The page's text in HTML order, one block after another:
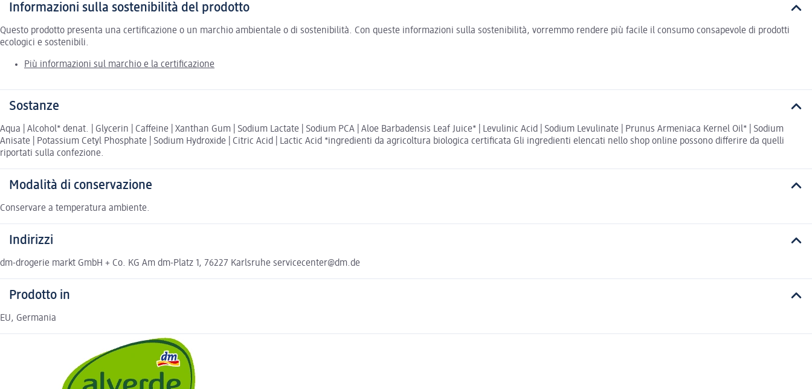
Informazioni sulla sostenibilità del prodotto
Questo prodotto presenta una certificazione o un marchio ambientale o di sostenibilità. Con queste informazioni sulla sostenibilità, vorremmo rendere più facile il consumo consapevole di prodotti
ecologici e sostenibili.
Più informazioni sul marchio e la certificazione
Sostanze
Aqua | Alcohol* denat. | Glycerin | Caffeine | Xanthan Gum | Sodium Lactate | Sodium PCA | Aloe Barbadensis Leaf Juice* | Levulinic Acid | Sodium Levulinate | Prunus Armeniaca Kernel Oil* | Sodium
Anisate | Potassium Cetyl Phosphate | Sodium Hydroxide | Citric Acid | Lactic Acid *ingredienti da agricoltura biologica certificata Gli ingredienti elencati nello shop online possono differire da quelli
riportati sulla confezione.
Modalità di conservazione
Conservare a temperatura ambiente.
Indirizzi
dm-drogerie markt GmbH + Co. KG Am dm-Platz 1, 76227 Karlsruhe servicecenter@dm.de
Prodotto in
EU, Germania